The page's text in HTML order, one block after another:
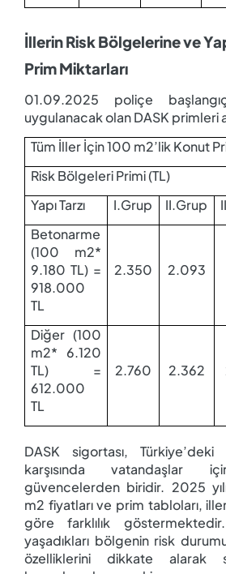
İllerin Risk Bölgelerine ve
Prim Miktarları
01.09.2025 poliçe
uygulanacak olan DASK primleri
Tüm İller İçin 100 m2’lik Konut
Risk Bölgeleri Primi (TL)
Yapı Tarzı
I.Grup II.Grup
Betonarme
(100 m2*
9.180 TL) =
918.000
TL
2.350 2.093
Diğer (100
m2* 6.120
TL) =
612.000
TL
2.760 2.362
DASK sigortası,
karşısında
güvencelerden biridir. 2025
m2 fiyatları ve prim tabloları,
göre farklılık
yaşadıkları bölgenin risk
özelliklerini dikkate alarak